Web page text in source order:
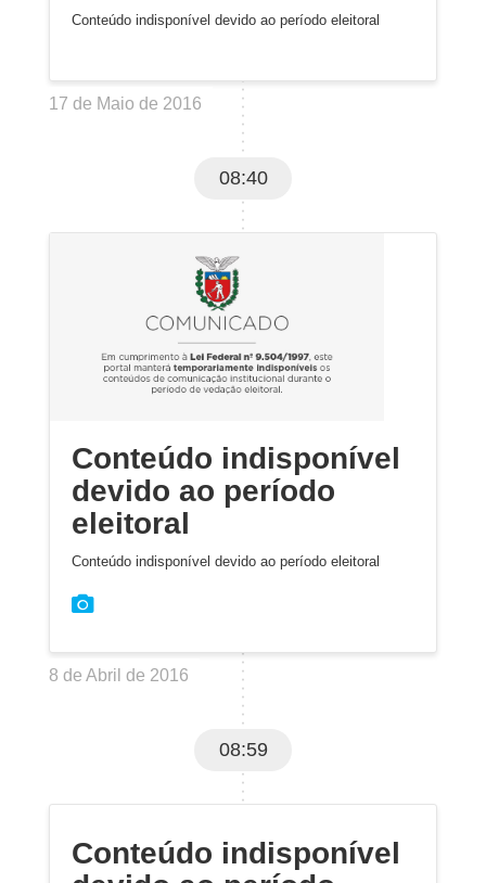
Conteúdo indisponível devido ao período eleitoral
17 de Maio de 2016
08:40
Conteúdo indisponível
devido ao período
eleitoral
Conteúdo indisponível devido ao período eleitoral
8 de Abril de 2016
08:59
Conteúdo indisponível